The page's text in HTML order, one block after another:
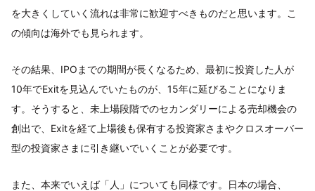
を大きくしていく流れは非常に歓迎すべきものだと思います。こ
の傾向は海外でも見られます。
その結果、IPOまでの期間が長くなるため、最初に投資した人が
10年でExitを見込んでいたものが、15年に延びることになりま
す。そうすると、未上場段階でのセカンダリーによる売却機会の
創出で、Exitを経て上場後も保有する投資家さまやクロスオーバー
型の投資家さまに引き継いでいくことが必要です。
また、本来でいえば「人」についても同様です。日本の場合、